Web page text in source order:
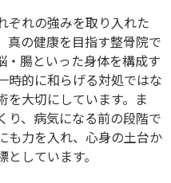
ぞれの強みを取り入れた
真の健康を目指す整骨院で
・腸といった身体を構成す
時的に和らげる対処ではな
を大切にしています。ま
り、病気になる前の段階で
も力を入れ、心身の土台か
しています。